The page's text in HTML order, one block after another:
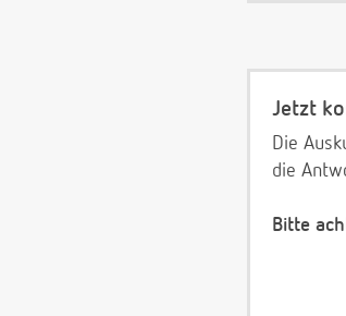
Jetzt
Die
die
Bitte